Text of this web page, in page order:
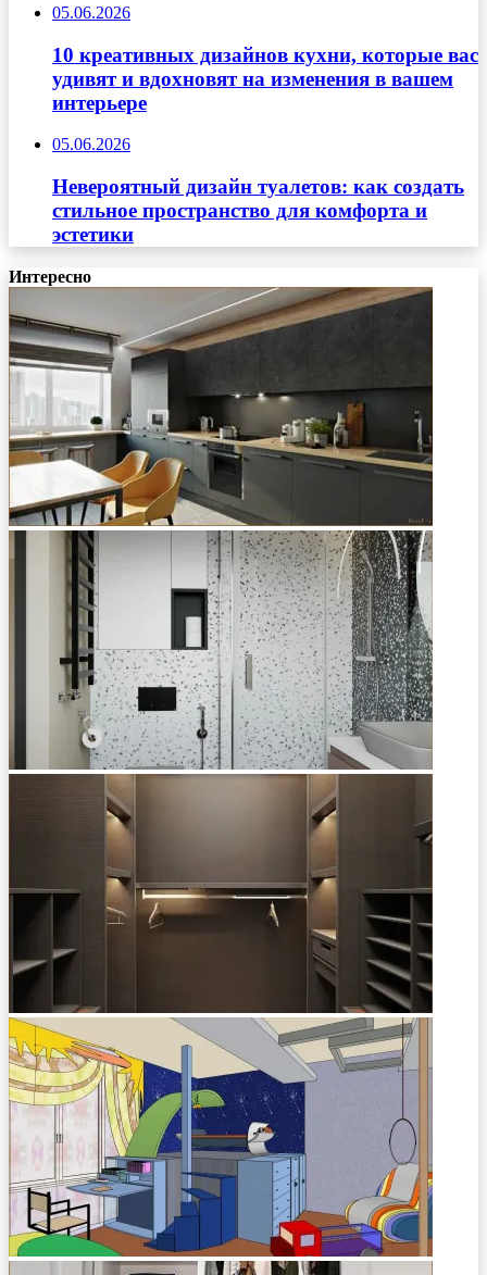
05.06.2026
10 креативных дизайнов кухни, которые вас
удивят и вдохновят на изменения в вашем
интерьере
05.06.2026
Невероятный дизайн туалетов: как создать
стильное пространство для комфорта и
эстетики
Интересно